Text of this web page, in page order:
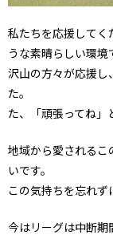
私たちを応援してく
うな素晴らしい環境
沢山の方々が応援し
た。
た、「頑張ってね」
地域から愛されるこ
いです。
この気持ちを忘れず
今はリーグは中断期